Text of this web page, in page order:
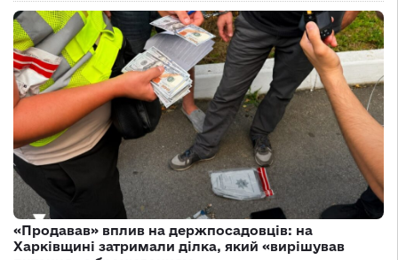
«Продавав» вплив на держпосадовців: на
Харківщині затримали ділка, який «вирішував